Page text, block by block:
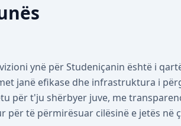
ynë për Studeniçanin është i
janë efikase dhe infrastruktura i
për t'ju shërbyer juve, me
për të përmirësuar cilësinë e jetës në